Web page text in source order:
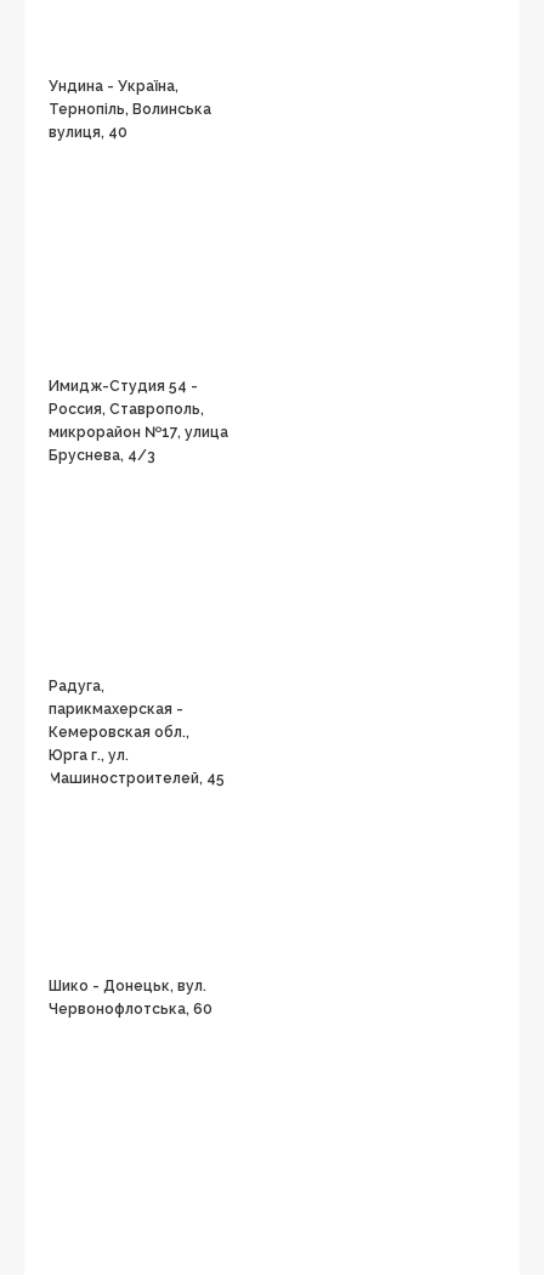
Ундина - Україна,
Тернопіль, Волинська
вулиця, 40
Имидж-Студия 54 -
Россия, Ставрополь,
микрорайон №17, улица
Бруснева, 4/3
Радуга,
парикмахерская -
Кемеровская обл.,
Юрга г., ул.
Машиностроителей, 45
Шико - Донецьк, вул.
Червонофлотська, 60